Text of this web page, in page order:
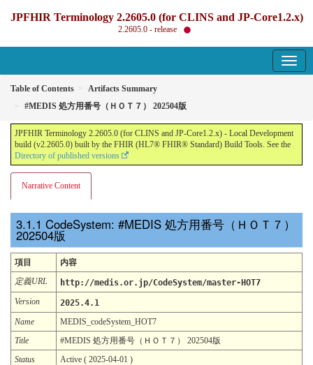
JPFHIR Terminology 2.2605.0 (for CLINS and JP-Core1.2.x)
2.2605.0 - release
Table of Contents
Artifacts Summary
#MEDIS 処方用番号（ＨＯＴ７） 202504版
JPFHIR Terminology 2.2605.0 (for CLINS and JP-Core1.2.x) - Local Development
build (v2.2605.0) built by the FHIR (HL7® FHIR® Standard) Build Tools. See the
Directory of published versions
Narrative Content
CodeSystem: #MEDIS 処方用番号（ＨＯＴ７）
202504版
項目
内容
定義URL
http://medis.or.jp/CodeSystem/master-HOT7
Version
2025.4.1
Name
MEDIS_codeSystem_HOT7
Title
#MEDIS 処方用番号（ＨＯＴ７） 202504版
Status
Active ( 2025-04-01 )